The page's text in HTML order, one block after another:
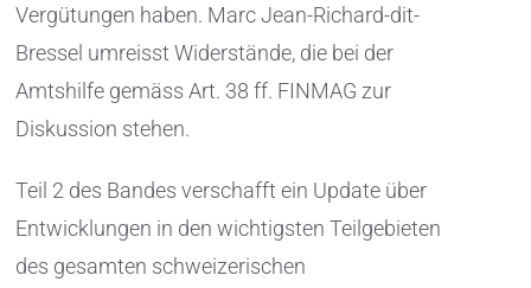
Vergütungen haben. Marc Jean-Richard-dit-
Bressel umreisst Widerstände, die bei der
Amtshilfe gemäss Art. 38 ff. FINMAG zur
Diskussion stehen.
Teil 2 des Bandes verschafft ein Update über
Entwicklungen in den wichtigsten Teilgebieten
des gesamten schweizerischen